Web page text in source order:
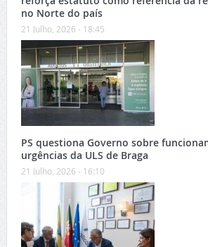
no Norte do país
21 Julho, 2026 - 18:45
PS questiona Governo sobre
urgências da ULS de Braga
21 Julho, 2026 - 16:10